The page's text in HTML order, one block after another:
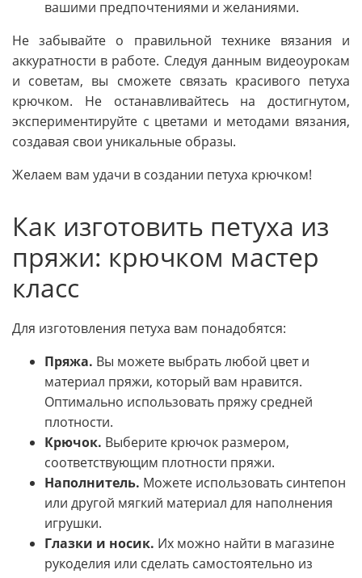
вашими предпочтениями и желаниями.
Не забывайте о правильной технике вязания и
аккуратности в работе. Следуя данным видеоурокам
и советам, вы сможете связать красивого петуха
крючком. Не останавливайтесь на достигнутом,
экспериментируйте с цветами и методами вязания,
создавая свои уникальные образы.
Желаем вам удачи в создании петуха крючком!
Как изготовить петуха из
пряжи: крючком мастер
класс
Для изготовления петуха вам понадобятся:
Пряжа. Вы можете выбрать любой цвет и
материал пряжи, который вам нравится.
Оптимально использовать пряжу средней
плотности.
Крючок. Выберите крючок размером,
соответствующим плотности пряжи.
Наполнитель. Можете использовать синтепон
или другой мягкий материал для наполнения
игрушки.
Глазки и носик. Их можно найти в магазине
рукоделия или сделать самостоятельно из